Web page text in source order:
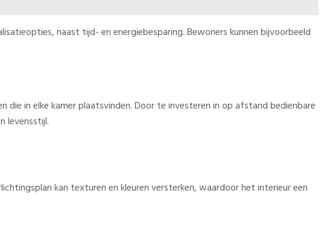
naast tijd- en energiebesparing. Bewoners kunnen bijvoorbeeld
in elke kamer plaatsvinden. Door te investeren in op afstand bedienbare
levensstijl.
kan texturen en kleuren versterken, waardoor het interieur een